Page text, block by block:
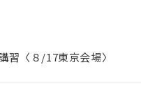
習〈８/17東京会場〉